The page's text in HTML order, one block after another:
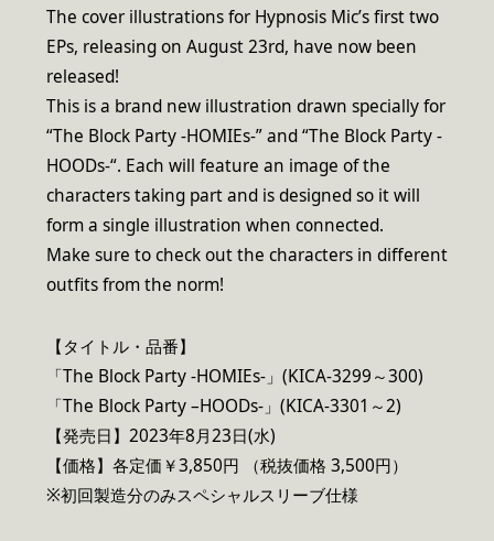
The cover illustrations for Hypnosis Mic’s first two
EPs, releasing on August 23rd, have now been
released!
This is a brand new illustration drawn specially for
“The Block Party -HOMIEs-” and “The Block Party -
HOODs-“. Each will feature an image of the
characters taking part and is designed so it will
form a single illustration when connected.
Make sure to check out the characters in different
outfits from the norm!
【タイトル・品番】
「The Block Party -HOMIEs-」(KICA-3299～300)
「The Block Party –HOODs-」(KICA-3301～2)
【発売日】2023年8月23日(水)
【価格】各定価￥3,850円 （税抜価格 3,500円）
※初回製造分のみスペシャルスリーブ仕様